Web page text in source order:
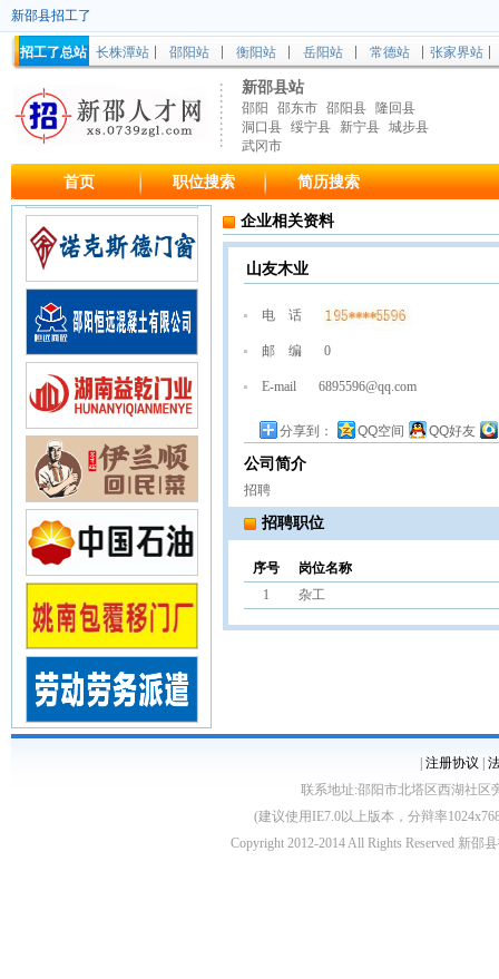
新邵县招工了
招工了总站 长株潭站 邵阳站 衡阳站 岳阳站 常德站 张家界站
新邵县站
邵阳 邵东市 邵阳县
隆回县
洞口县 绥宁县 新宁县 城步县
武冈市
首页 职位搜索 简历搜索
企业相关资料
山友木业
电 话
邮 编 0
E-mail 6895596@qq.com
分享到： QQ空间 QQ好友
公司简介
招聘
招聘职位
序号
岗位名称
1
杂工
注册协议
联系地址:邵阳市北塔区西湖社区
(建议使用IE7.0以上版本，分辩率
Copyright 2012-2014 All Rights Reserved 新